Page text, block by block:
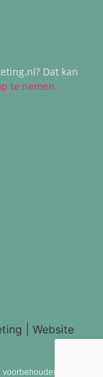
Dat kan
te nemen.
| Website